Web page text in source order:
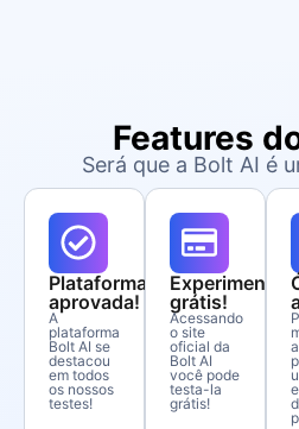
Features
Será que a Bolt AI é
Plataforma
aprovada!
A
plataforma
Bolt AI se
destacou
em todos
os nossos
testes!
Experimente
grátis!
Acessando
o site
oficial da
Bolt AI
você pode
testa-la
grátis!